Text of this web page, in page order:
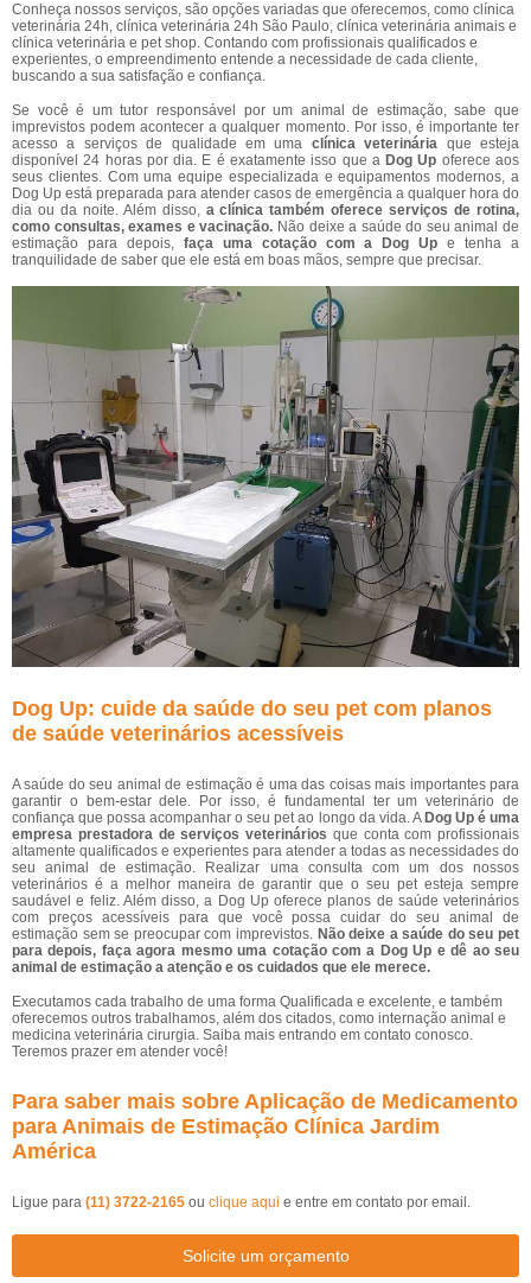
Conheça nossos serviços, são opções variadas que oferecemos, como clínica
veterinária 24h, clínica veterinária 24h São Paulo, clínica veterinária animais e
clínica veterinária e pet shop. Contando com profissionais qualificados e
experientes, o empreendimento entende a necessidade de cada cliente,
buscando a sua satisfação e confiança.
Se você é um tutor responsável por um animal de estimação, sabe que
imprevistos podem acontecer a qualquer momento. Por isso, é importante ter
acesso a serviços de qualidade em uma clínica veterinária que esteja
disponível 24 horas por dia. E é exatamente isso que a Dog Up oferece aos
seus clientes. Com uma equipe especializada e equipamentos modernos, a
Dog Up está preparada para atender casos de emergência a qualquer hora do
dia ou da noite. Além disso, a clínica também oferece serviços de rotina,
como consultas, exames e vacinação. Não deixe a saúde do seu animal de
estimação para depois, faça uma cotação com a Dog Up e tenha a
tranquilidade de saber que ele está em boas mãos, sempre que precisar.
Dog Up: cuide da saúde do seu pet com planos
de saúde veterinários acessíveis
A saúde do seu animal de estimação é uma das coisas mais importantes para
garantir o bem-estar dele. Por isso, é fundamental ter um veterinário de
confiança que possa acompanhar o seu pet ao longo da vida. A Dog Up é uma
empresa prestadora de serviços veterinários que conta com profissionais
altamente qualificados e experientes para atender a todas as necessidades do
seu animal de estimação. Realizar uma consulta com um dos nossos
veterinários é a melhor maneira de garantir que o seu pet esteja sempre
saudável e feliz. Além disso, a Dog Up oferece planos de saúde veterinários
com preços acessíveis para que você possa cuidar do seu animal de
estimação sem se preocupar com imprevistos. Não deixe a saúde do seu pet
para depois, faça agora mesmo uma cotação com a Dog Up e dê ao seu
animal de estimação a atenção e os cuidados que ele merece.
Executamos cada trabalho de uma forma Qualificada e excelente, e também
oferecemos outros trabalhamos, além dos citados, como internação animal e
medicina veterinária cirurgia. Saiba mais entrando em contato conosco.
Teremos prazer em atender você!
Para saber mais sobre Aplicação de Medicamento
para Animais de Estimação Clínica Jardim
América
Ligue para (11) 3722-2165 ou clique aqui e entre em contato por email.
Solicite um orçamento